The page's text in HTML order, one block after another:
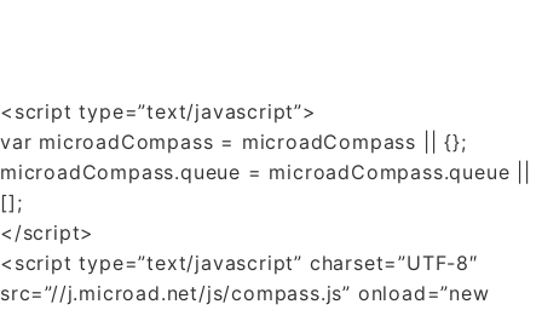
<script type=”text/javascript”>
var microadCompass = microadCompass || {};
microadCompass.queue = microadCompass.queue ||
[];
</script>
<script type=”text/javascript” charset=”UTF-8″
src=”//j.microad.net/js/compass.js” onload=”new